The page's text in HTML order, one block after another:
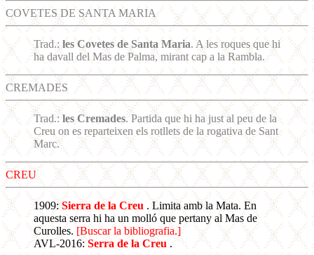
COVETES DE SANTA MARIA
Trad.:les Covetes de Santa Maria. A les roques que hi
ha davall del Mas de Palma, mirant cap a la Rambla.
CREMADES
Trad.:les Cremades. Partida que hi ha just al peu de la
Creu on es reparteixen els rotllets de la rogativa de Sant
Marc.
CREU
1909:Sierra de la Creu . Limita amb la Mata. En
aquesta serra hi ha un molló que pertany al Mas de
Curolles.[Buscar la bibliografia.]
AVL-2016:Serra de la Creu .